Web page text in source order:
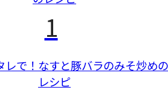
1
レで！なすと豚バラのみそ炒めの
レシピ